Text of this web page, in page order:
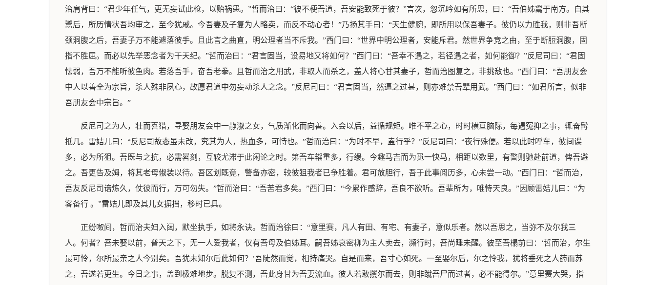
治肩背曰：“君少年任气，更无妄试此枪，以贻祸患。”哲而治曰：“彼不梗吾道，吾安能致死于彼？”言次，忽沉吟如有所思，曰：“吾伯姊鬻于南方。自其
鬻后，所历情状吾均审之，至今犹戚。今吾妻及子复为人略卖，而反不动心者！”乃扬其手曰：“天生健腕，即所用以保吾妻子。彼仍以力胜我，则非吾断
颈洞腹之后，吾妻子万不能遽落彼手。且此言之曲直，明公理者当不斥我。”西门曰：“世界中明公理者，安能斥君。然世界争竞之由，至于断脰洞腹，固
指不胜屈。而必以先举恶念者为干天纪。”哲而治曰：“君言固当，设易地又将如何？”西门曰：“吾幸不遇之，若径遇之者，如何能御？”反尼司曰：“君固
怯弱，吾万不能听彼鱼肉。若落吾手，奋吾老拳。且哲而治之用武，非取人而杀之，盖人将心甘其妻子，哲而治图复之，非挑敌也。”西门曰：“吾朋友会
中人以善全为宗旨，杀人殊非夙心，故愿君道中勿妄动杀人之念。”反尼司曰：“君言固当，然逼之过甚，则亦难禁吾辈用武。”西门曰：“如君所言，似非
吾朋友会中宗旨。”
反尼司之为人，壮而喜猎，寻娶朋友会中一静淑之女，气质渐化而向善。入会以后，益循规矩。唯不平之心，时时横亘脑际，每遇冤抑之事，辄奋髯
抵几。雷姞儿曰：“反尼司故态虽未改，究其为人，热血多，可恃也。”哲而治曰：“为时不早，盍行乎？”反尼司曰：“夜行殊便。若以此时呼车，彼间谍
多，必为所狙。吾既与之抗，必需晷刻，互较尤滞于此闲论之时。第吾车辎重多，行缓。今趣马吉而为觅一快马，相距以数里，有警则驰赴前道，俾吾避
之。吾更告及姆，将其老母俶装以待。吾区划既竟，警备亦密，较彼狙我者已争胜着。君可放胆行，吾于此事阅历多，心未尝一动。”西门曰：“哲而治，
吾友反尼司谙炼久，仗彼而行，万可勿失。”哲而治曰：“吾苦君多矣。”西门曰：“今累作感辞，吾良不欲听。吾辈所为，唯恃天良。”因顾雷姞儿曰：“为
客备行 。”雷姞儿即及其儿女摒挡，移时已具。
正纷呶间，哲而治夫妇入闼，默坐执手，如将永诀。哲而治徐曰：“意里赛，凡人有田、有宅、有妻子，意似乐者。然以吾思之，当弥不及尔我三
人。何者？吾未娶以前，普天之下，无一人爱我者，仅有吾母及伯姊耳。嗣吾姊哀密柳为主人卖去，濒行时，吾尚睡未醒。彼至吾榻前曰：‘哲而治，尔生
最可怜，尔所最亲之人今别矣。吾犹未知尔后此如何？’吾陡然而觉，相持痛哭。自是而来，吾寸心如死。一至娶尔后，尔之怜我，犹将垂死之人药而苏
之，吾遂若更生。今日之事，盖到极难地步。脱复不测，吾此身甘为吾妻流血。彼人若敢攫尔而去，则非蹴吾尸而过者，必不能得尔。”意里赛大哭，指